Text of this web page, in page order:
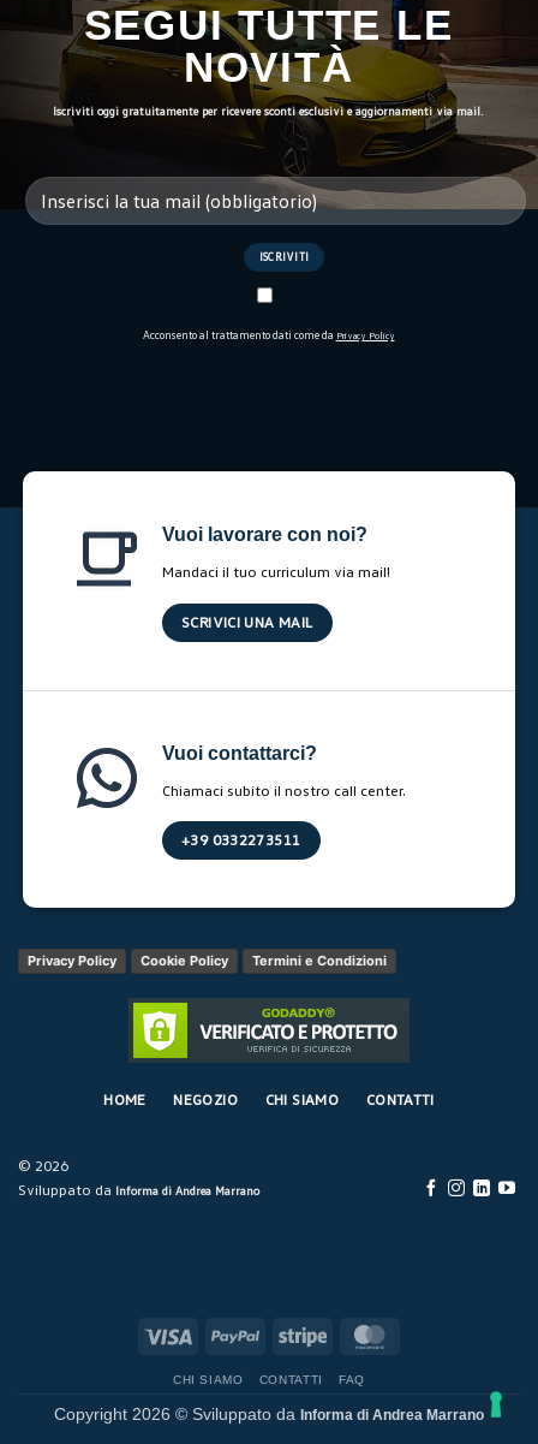
SEGUI TUTTE LE
NOVITÀ
Iscriviti oggi gratuitamente per ricevere sconti esclusivi e aggiornamenti via mail.
Acconsento al trattamento dati come da Privacy Policy
Vuoi lavorare con noi?
Mandaci il tuo curriculum via mail!
SCRIVICI UNA MAIL
Vuoi contattarci?
Chiamaci subito il nostro call center.
+39 0332273511
Privacy Policy Cookie Policy Termini e Condizioni
© 2026
Sviluppato da Informa di Andrea Marrano
HOME NEGOZIO CHI SIAMO CONTATTI
Visa PayPal Stripe
CHI SIAMO CONTATTI FAQ
Copyright 2026 © Sviluppato da Informa di Andrea Marrano